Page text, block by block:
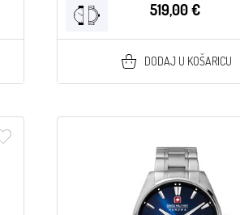
519,00 €
DODAJ U KOŠARICU